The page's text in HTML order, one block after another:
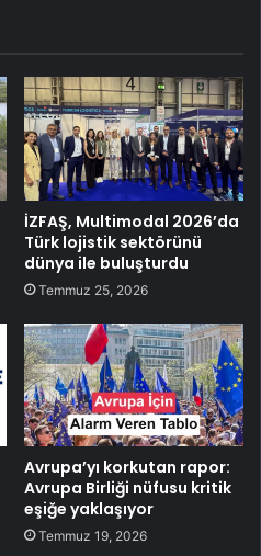
İZFAŞ, Multimodal 2026’da
Türk lojistik sektörünü
dünya ile buluşturdu
Temmuz 25, 2026
Avrupa’yı korkutan rapor:
Avrupa Birliği nüfusu kritik
eşiğe yaklaşıyor
Temmuz 19, 2026